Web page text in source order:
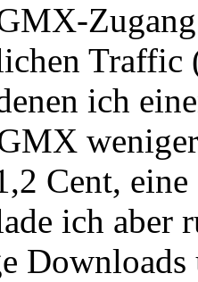
ich
Cent,
ich aber